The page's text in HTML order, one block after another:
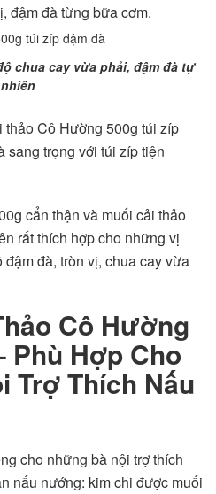
đậm đà từng bữa cơm.
chua cay vừa phải, đậm đà tự
nhiên
Cô Hường 500g túi zíp
sang trọng với túi zíp tiện
cẩn thận và muối cải thảo
rất thích hợp cho những vị
đà, tròn vị, chua cay vừa
Cô Hường
Phù Hợp Cho
Trợ Thích Nấu
cho những bà nội trợ thích
nấu nướng: kim chi được muối